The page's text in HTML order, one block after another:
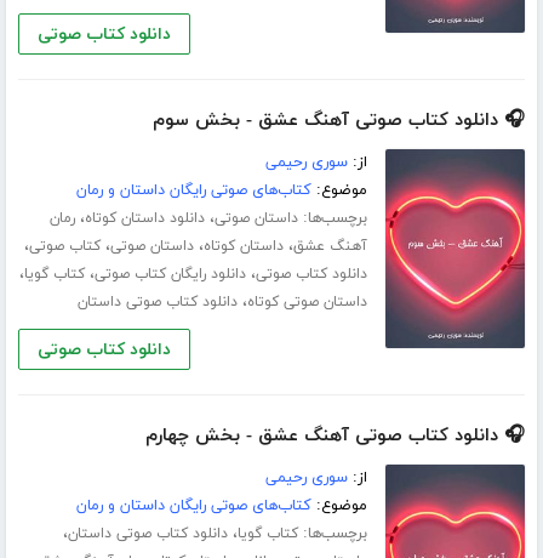
دانلود کتاب صوتی
🎧 دانلود کتاب صوتی آهنگ عشق - بخش سوم
از:سوری رحیمی
موضوع:کتاب‌های صوتی رایگان داستان و رمان
برچسب‌ها:داستان صوتی،دانلود داستان کوتاه،رمان
آهنگ عشق،داستان کوتاه،داستان صوتی،کتاب صوتی،
دانلود کتاب صوتی،دانلود رایگان کتاب صوتی،کتاب گویا،
داستان صوتی کوتاه،دانلود کتاب صوتی داستان
دانلود کتاب صوتی
🎧 دانلود کتاب صوتی آهنگ عشق - بخش چهارم
از:سوری رحیمی
موضوع:کتاب‌های صوتی رایگان داستان و رمان
برچسب‌ها:کتاب گویا،دانلود کتاب صوتی داستان،